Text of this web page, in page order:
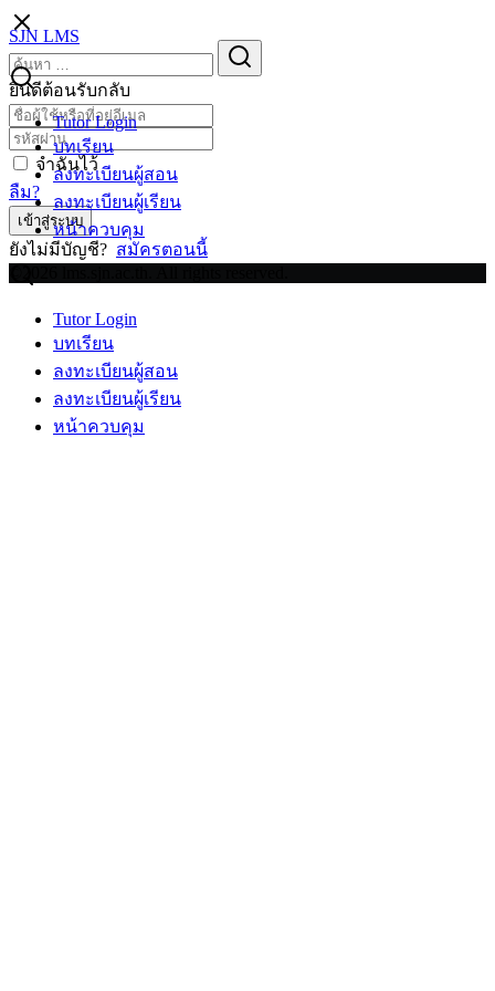
Skip
to
content
SJN LMS
Tutor Login
บทเรียน
ลงทะเบียนผู้สอน
ลงทะเบียนผู้เรียน
หน้าควบคุม
Tutor Login
บทเรียน
ลงทะเบียนผู้สอน
ลงทะเบียนผู้เรียน
หน้าควบคุม
Search
for:
ยินดีต้อนรับกลับ
จำฉันไว้
ลืม?
เข้าสู่ระบบ
ยังไม่มีบัญชี? สมัครตอนนี้